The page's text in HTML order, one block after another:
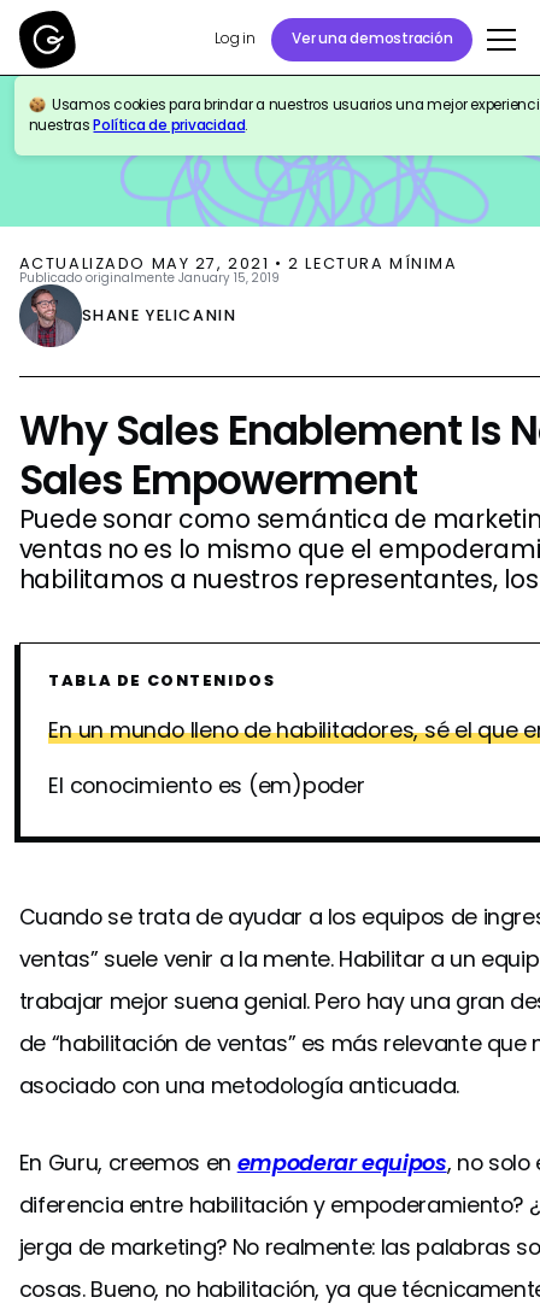
Log in Ver una demostración
Usamos cookies para brindar a nuestros usuarios una mejor
nuestrasPolítica de privacidad.
BLOG SALES ENABLEMENT
ACTUALIZADO MAY 27, 2021 •2 LECTURA MÍNIMA
Publicado originalmente January 15, 2019
SHANE YELICANIN
Why Sales Enablement Is
Sales Empowerment
Puede sonar como semántica de
ventas no es lo mismo que el
habilitamos a nuestros representantes,
TABLA DE CONTENIDOS
En un mundo lleno de habilitadores, sé el que
El conocimiento es (em)poder
Cuando se trata de ayudar a los equipos de
ventas” suele venir a la mente. Habilitar a un
trabajar mejor suena genial. Pero hay una gran
de “habilitación de ventas” es más relevante que
asociado con una metodología anticuada.
En Guru, creemos en empoderar equipos, no solo
diferencia entre habilitación y empoderamiento?
jerga de marketing? No realmente: las palabras
cosas. Bueno, no habilitación, ya que